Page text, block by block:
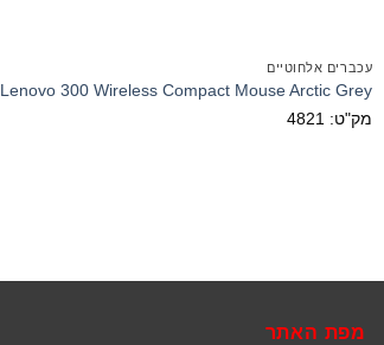
עכברים אלחוטיים
Lenovo 300 Wireless Compact Mouse Arctic Grey
מק"ט: 4821
מפת האתר